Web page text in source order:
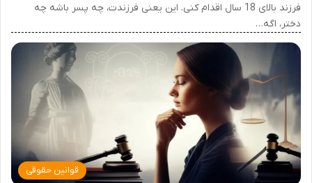
فرزند بالای 18 سال اقدام کنی. این یعنی فرزندت، چه پسر باشه چه
دختر، اگه…
قوانین حقوقی